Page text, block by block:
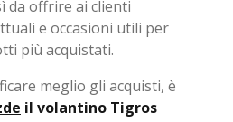
da offrire ai clienti
e occasioni utili per
più acquistati.
meglio gli acquisti, è
il volantino Tigros